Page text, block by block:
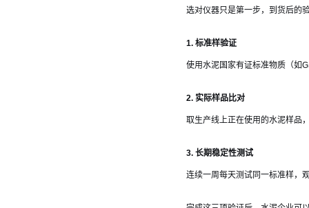
选对仪器只是第一步，到货后的
1. 标准样验证
使用水泥国家有证标准物质（如
2. 实际样品比对
取生产线上正在使用的水泥样品
3. 长期稳定性测试
连续一周每天测试同一标准样，